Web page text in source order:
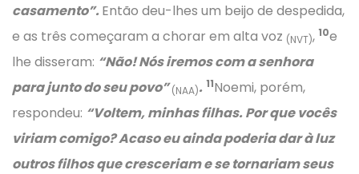
casamento”.Então deu-lhes um beijo de despedida,
e as três começaram a chorar em alta voz (NVT), 10e
lhe disseram: “Não! Nós iremos com a senhora
para junto do seu povo”(NAA). 11Noemi, porém,
respondeu: “Voltem, minhas filhas. Por que vocês
viriam comigo? Acaso eu ainda poderia dar à luz
outros filhos que cresceriam e se tornariam seus